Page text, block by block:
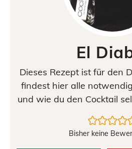
El
Dieses Rezept ist für den
findest hier alle
und wie du den Cocktail
Bisher keine